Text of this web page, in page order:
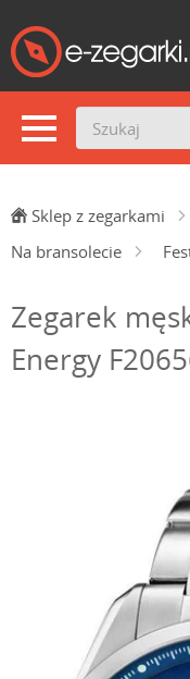
Sklep z zegarkami
Na bransolecie
Zegarek
Energy